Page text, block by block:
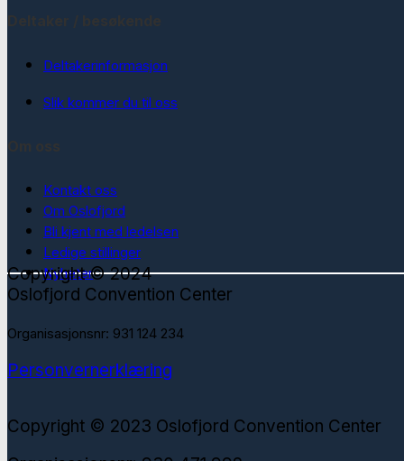
Deltakerinformasjon
Slik kommer du til oss
Kontakt oss
Om Oslofjord
Bli kjent med ledelsen
Ledige stillinger
Nyheter
Copyright © 2024
Oslofjord Convention Center
Organisasjonsnr: 931 124 234
Personvernerklæring
Copyright © 2023 Oslofjord Convention Center